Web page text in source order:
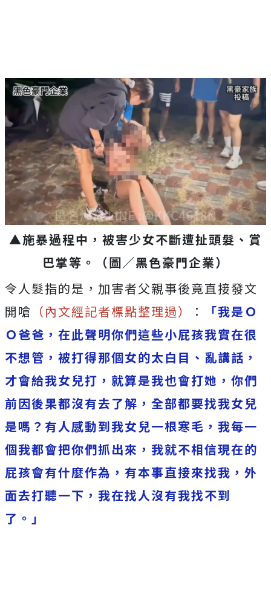
▲施暴過程中，被害少女不斷遭扯頭髮、賞
巴掌等。（圖／黑色豪門企業）
令人髮指的是，加害者父親事後竟直接發文
開嗆 （內文經記者標點整理過） ：
「我是Ｏ
Ｏ爸爸，在此聲明你們這些小屁孩我實在很
不想管，被打得那個女的太白目、亂講話，
才會給我女兒打，就算是我也會打她，你們
前因後果都沒有去了解，全部都要找我女兒
是嗎？有人感動到我女兒一根寒毛，我每一
個我都會把你們抓出來，我就不相信現在的
屁孩會有什麼作為，有本事直接來找我，外
面去打聽一下，我在找人沒有我找不到
了。」